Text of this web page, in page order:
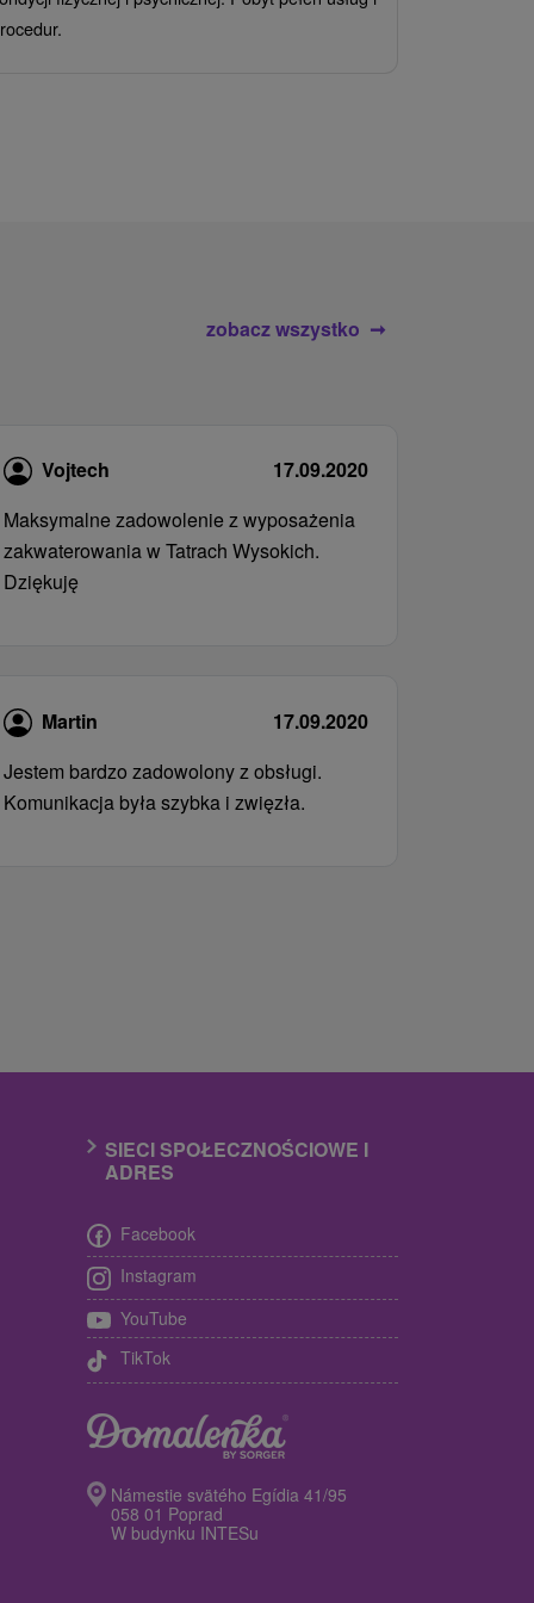
zobacz wszystko
Vojtech
17.09.2020
Maksymalne zadowolenie z wyposażenia
zakwaterowania w Tatrach Wysokich.
Dziękuję
Martin
17.09.2020
Jestem bardzo zadowolony z obsługi.
Komunikacja była szybka i zwięzła.
SIECI SPOŁECZNOŚCIOWE I
ADRES
Facebook
Instagram
YouTube
TikTok
Námestie svätého Egídia 41/95
058 01 Poprad
W budynku INTESu